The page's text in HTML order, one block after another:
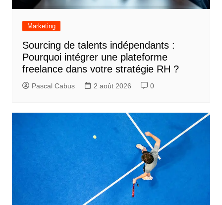
Marketing
Sourcing de talents indépendants :
Pourquoi intégrer une plateforme
freelance dans votre stratégie RH ?
Pascal Cabus 2 août 2026 0